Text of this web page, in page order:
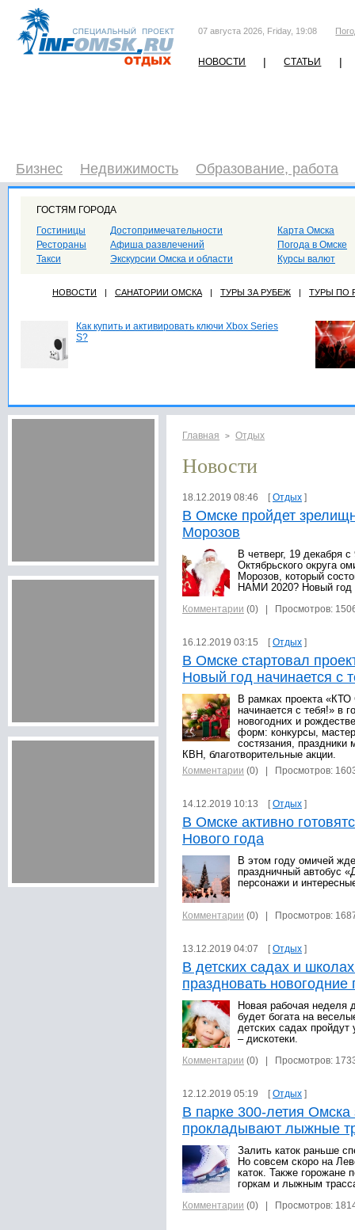
07 августа 2026, Friday, 19:08
НОВОСТИ | СТАТЬИ |
Бизнес Недвижимость Образование, работа
ГОСТЯМ ГОРОДА
Гостиницы
Рестораны
Такси
Достопримечательности
Афиша развлечений
Экскурсии Омска и области
Карта Омска
Погода в Омске
Курсы валют
НОВОСТИ | САНАТОРИИ ОМСКА | ТУРЫ ЗА РУБЕЖ | ТУРЫ ПО
Как купить и активировать ключи Xbox Series
S?
Главная > Отдых
Новости
18.12.2019 08:46 [Отдых ]
В Омске пройдет
Морозов
В четверг, 19 декабря
Октябрьского округа
Морозов, который
НАМИ 2020? Новый год
Комментарии (0) | Просмотров:
16.12.2019 03:15 [Отдых ]
В Омске стартовал
Новый год начинается с
В рамках проекта
начинается с тебя!» в
новогодних и
форм: конкурсы,
состязания, праздники
КВН, благотворительные акции.
Комментарии (0) | Просмотров:
14.12.2019 10:13 [Отдых ]
В Омске активно
Нового года
В этом году омичей
праздничный автобус
персонажи и
Комментарии (0) | Просмотров:
13.12.2019 04:07 [Отдых ]
В детских садах и
праздновать новогодние
Новая рабочая неделя
будет богата на
детских садах пройдут
– дискотеки.
Комментарии (0) | Просмотров:
12.12.2019 05:19 [Отдых ]
В парке 300-летия Омска
прокладывают лыжные
Залить каток раньше
Но совсем скоро на
каток. Также горожане
горкам и лыжным
Комментарии (0) | Просмотров: